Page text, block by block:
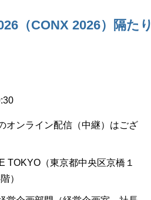
（CONX 2026）隔たり
ンライン配信（中継）はござ
TOKYO（東京都中央区京橋１
）